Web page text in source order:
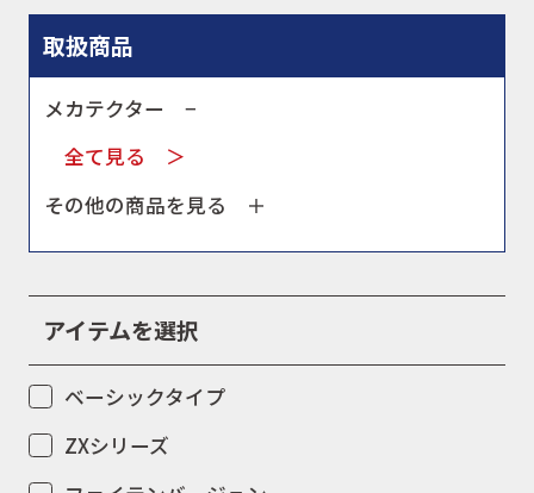
お問合せ
会社概要
取扱商品
メカテクター −
全て見る ＞
その他の商品を見る ＋
アイテムを選択
ベーシックタイプ
ZXシリーズ